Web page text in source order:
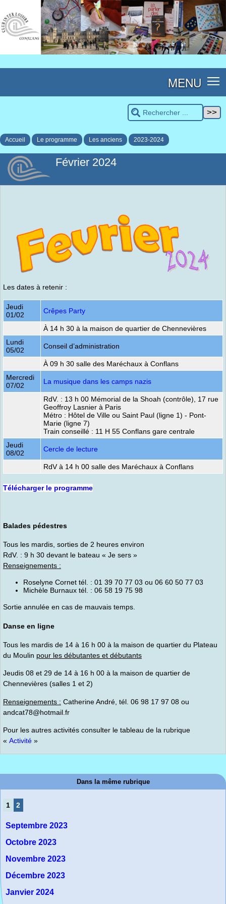
MENU
Accueil Le programme Les anciens 2023-2024
Février 2024
Les dates à retenir :
Jeudi
01/02
Crêpes Party
À 14 h 30 à la maison de quartier de Chennevières
Lundi
05/02
Conseil d’administration
À 09 h 30 salle des Maréchaux à Conflans
Mercredi
07/02
La musique dans les camps nazis
RdV. : 13 h 00 Mémorial de la Shoah (contrôle), 17 rue
Geoffroy Lasnier à Paris
Métro : Hôtel de Ville ou Saint Paul (ligne 1) - Pont-
Marie (ligne 7)
Train conseillé : 11 H 55 Conflans gare centrale
Jeudi
08/02
Cercle de lecture
RdV à 14 h 00 salle des Maréchaux à Conflans
Télécharger le programme
Balades pédestres
Tous les mardis, sorties de 2 heures environ
RdV. : 9 h 30 devant le bateau « Je sers »
Renseignements :
Roselyne Cornet tél. : 01 39 70 77 03 ou 06 60 50 77 03
Michèle Burnaux tél. : 06 58 19 75 98
Sortie annulée en cas de mauvais temps.
Danse en ligne
Tous les mardis de 14 à 16 h 00 à la maison de quartier du Plateau
du Moulin pour les débutantes et débutants
Jeudis 08 et 29 de 14 à 16 h 00 à la maison de quartier de
Chennevières (salles 1 et 2)
Renseignements : Catherine André, tél. 06 98 17 97 08 ou
andcat78@hotmail.fr
Pour les autres activités consulter le tableau de la rubrique
« Activité »
Dans la même rubrique
1 2
Septembre 2023
Octobre 2023
Novembre 2023
Décembre 2023
Janvier 2024